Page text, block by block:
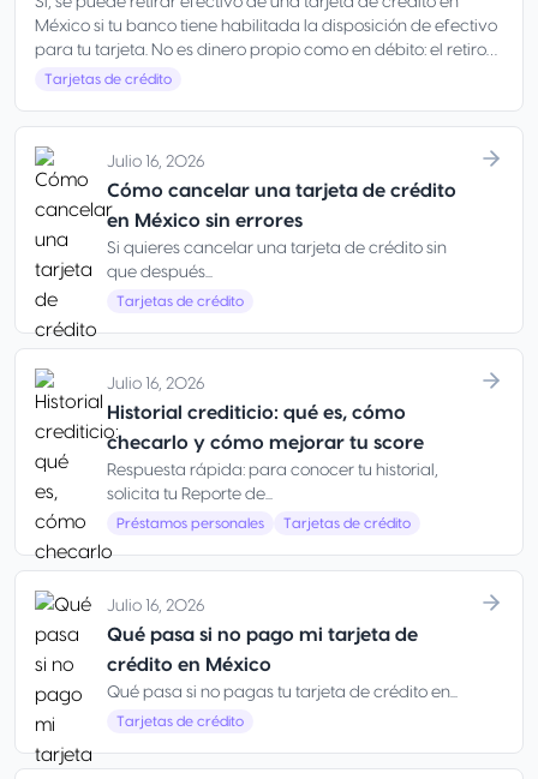
México si tu banco tiene habilitada la disposición de efectivo
para tu tarjeta. No es dinero propio como en débito: el retiro
se carga a tu línea de crédito.
Tarjetas de crédito
Julio 16, 2026
Cómo cancelar una tarjeta de crédito
en México sin errores
Si quieres cancelar una tarjeta de crédito sin
que después...
Tarjetas de crédito
Julio 16, 2026
Historial crediticio: qué es, cómo
checarlo y cómo mejorar tu score
Respuesta rápida: para conocer tu historial,
solicita tu Reporte de...
Préstamos personales Tarjetas de crédito
Julio 16, 2026
Qué pasa si no pago mi tarjeta de
crédito en México
Qué pasa si no pagas tu tarjeta de crédito en...
Tarjetas de crédito